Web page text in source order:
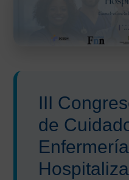
III
de